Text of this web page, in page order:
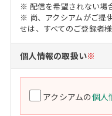
※ 配信を希望されない場
※ 尚、アクシアムがご提
せは、すべてのご登録者
個人情報の取扱い※
アクシアムの個人